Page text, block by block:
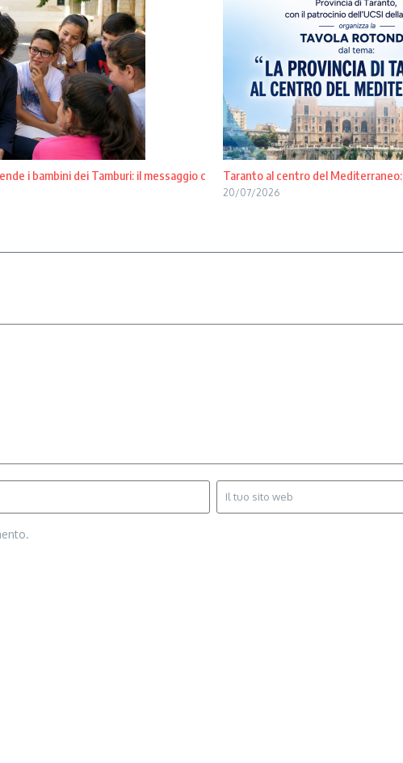
i bambini dei Tamburi: il messaggio c
Taranto al centro del
20/07/2026